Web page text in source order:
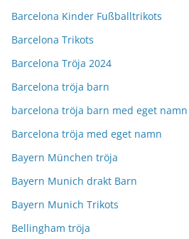
Barcelona Kinder Fußballtrikots
Barcelona Trikots
Barcelona Tröja 2024
Barcelona tröja barn
barcelona tröja barn med eget namn
Barcelona tröja med eget namn
Bayern München tröja
Bayern Munich drakt Barn
Bayern Munich Trikots
Bellingham tröja